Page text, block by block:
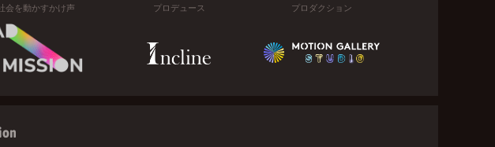
会を動かすかけ声 プロデュース プロダクション